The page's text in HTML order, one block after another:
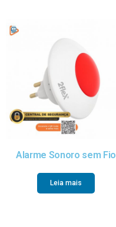
Alarme Sonoro sem Fio
Leia mais